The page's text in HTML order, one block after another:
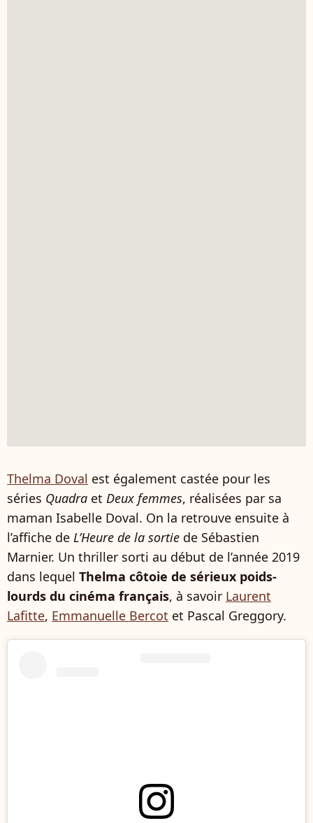
Thelma Doval est également castée pour les
séries Quadra et Deux femmes, réalisées par sa
maman Isabelle Doval. On la retrouve ensuite à
l’affiche de L’Heure de la sortie de Sébastien
Marnier. Un thriller sorti au début de l’année 2019
dans lequel Thelma côtoie de sérieux poids-
lourds du cinéma français, à savoir Laurent
Lafitte, Emmanuelle Bercot et Pascal Greggory.